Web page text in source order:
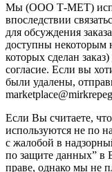
Мы (ООО Т-МЕТ)
впоследствии
для обсуждения
доступны некоторым
которых сделан
согласие. Если вы
были удалены,
Если Вы считаете,
используются не по
с жалобой в
по защите данных” в
праве, однако мы не